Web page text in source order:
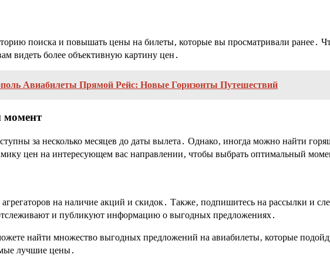
поиска и повышать цены на билеты‚ которые вы просматривали ранее․
видеть более объективную картину цен․
Авиабилеты Прямой Рейс: Новые Горизонты Путешествий
момент
за несколько месяцев до даты вылета․ Однако‚ иногда можно найти
цен на интересующем вас направлении‚ чтобы выбрать оптимальный
на наличие акций и скидок․ Также‚ подпишитесь на рассылки и
и публикуют информацию о выгодных предложениях․
найти множество выгодных предложений на авиабилеты‚ которые
лучшие цены․